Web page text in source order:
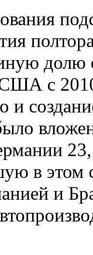
долю
с
и
в этом
и